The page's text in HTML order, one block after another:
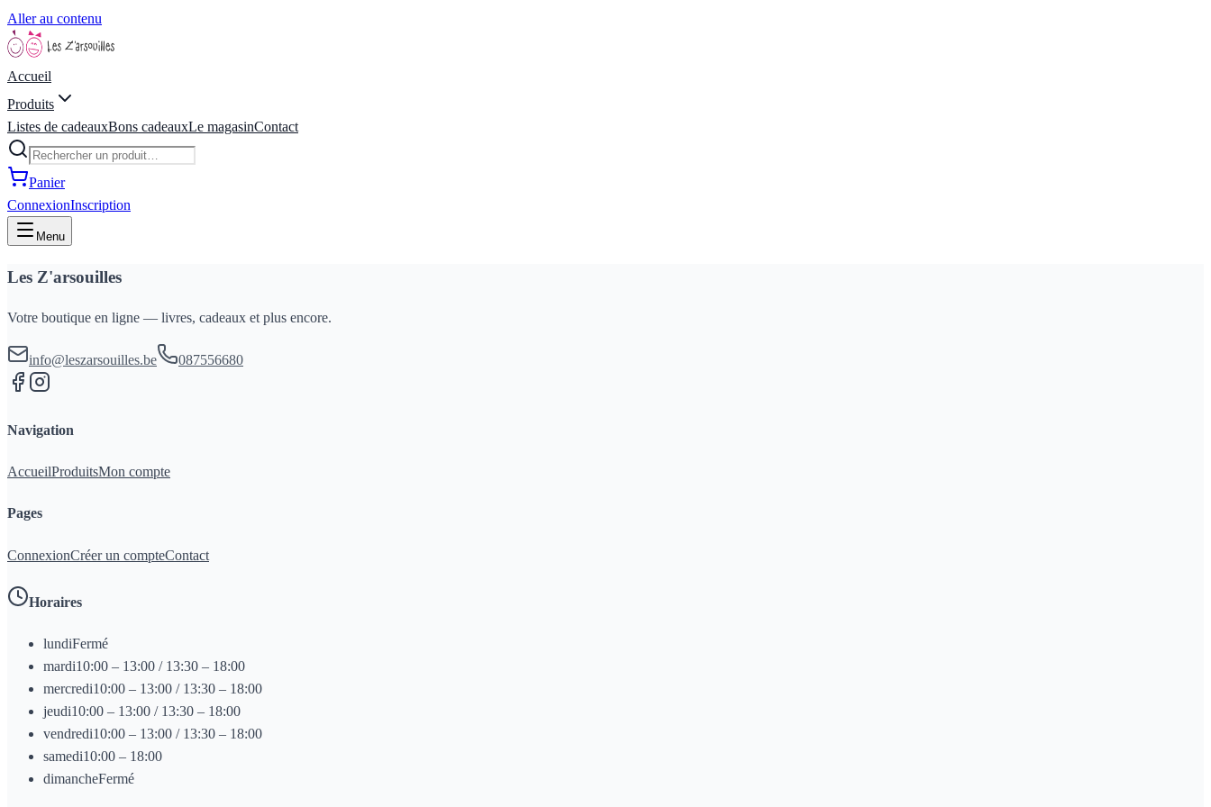
Aller au contenu
Accueil
Produits
Listes de cadeauxBons cadeauxLe magasinContact
Panier
ConnexionInscription
Menu
Les Z'arsouilles
Votre boutique en ligne — livres, cadeaux et plus encore.
info@leszarsouilles.be 087556680
Navigation
AccueilProduitsMon compte
Pages
ConnexionCréer un compteContact
Horaires
lundiFermé
mardi10:00 – 13:00 / 13:30 – 18:00
mercredi10:00 – 13:00 / 13:30 – 18:00
jeudi10:00 – 13:00 / 13:30 – 18:00
vendredi10:00 – 13:00 / 13:30 – 18:00
samedi10:00 – 18:00
dimancheFermé